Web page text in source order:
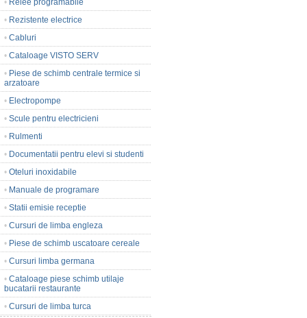
• Relee programabile
• Rezistente electrice
• Cabluri
• Cataloage VISTO SERV
• Piese de schimb centrale termice si
arzatoare
• Electropompe
• Scule pentru electricieni
• Rulmenti
• Documentatii pentru elevi si studenti
• Oteluri inoxidabile
• Manuale de programare
• Statii emisie receptie
• Cursuri de limba engleza
• Piese de schimb uscatoare cereale
• Cursuri limba germana
• Cataloage piese schimb utilaje
bucatarii restaurante
• Cursuri de limba turca